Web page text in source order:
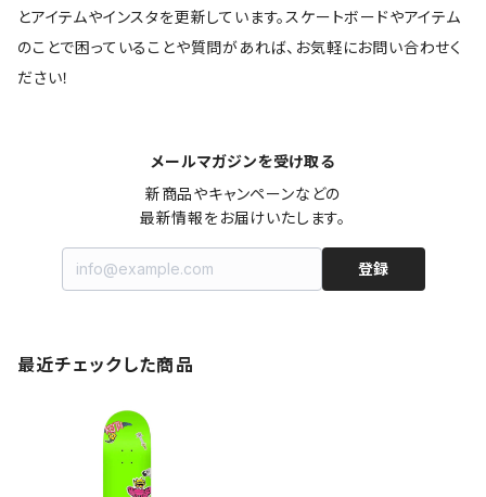
とアイテムやインスタを更新しています。スケートボードやアイテム
のことで困っていることや質問があれば、お気軽にお問い合わせく
ださい！
メールマガジンを受け取る
新商品やキャンペーンなどの
最新情報をお届けいたします。
登録
最近チェックした商品